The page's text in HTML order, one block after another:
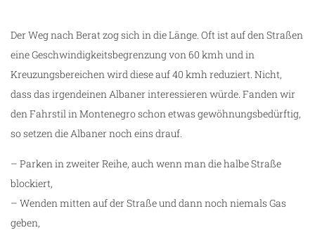
Der Weg nach Berat zog sich in die Länge. Oft ist auf den Straßen
eine Geschwindigkeitsbegrenzung von 60 kmh und in
Kreuzungsbereichen wird diese auf 40 kmh reduziert. Nicht,
dass das irgendeinen Albaner interessieren würde. Fanden wir
den Fahrstil in Montenegro schon etwas gewöhnungsbedürftig,
so setzen die Albaner noch eins drauf.
– Parken in zweiter Reihe, auch wenn man die halbe Straße
blockiert,
– Wenden mitten auf der Straße und dann noch niemals Gas
geben,